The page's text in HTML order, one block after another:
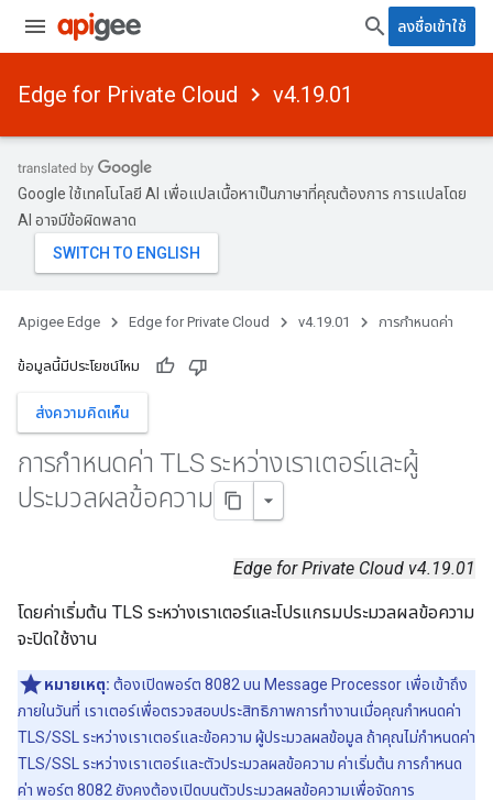
ลงชื่อเข้าใช้
Edge for Private Cloud v4.19.01
Google ใช้เทคโนโลยี AI เพื่อแปลเนื้อหาเป็นภาษาที่คุณต้องการ การแปลโดย
AI อาจมีข้อผิดพลาด
Apigee Edge Edge for Private Cloud v4.19.01 การกำหนดค่า
ข้อมูลนี้มีประโยชน์ไหม
ส่งความคิดเห็น
การกําหนดค่า TLS ระหว่างเราเตอร์และผู้
ประมวลผลข้อความ
Edge for Private Cloud v4.19.01
โดยค่าเริ่มต้น TLS ระหว่างเราเตอร์และโปรแกรมประมวลผลข้อความ
จะปิดใช้งาน
หมายเหตุ: ต้องเปิดพอร์ต 8082 บน Message Processor เพื่อเข้าถึง
ภายในวันที่ เราเตอร์เพื่อตรวจสอบประสิทธิภาพการทำงานเมื่อคุณกำหนดค่า
TLS/SSL ระหว่างเราเตอร์และข้อความ ผู้ประมวลผลข้อมูล ถ้าคุณไม่กำหนดค่า
TLS/SSL ระหว่างเราเตอร์และตัวประมวลผลข้อความ ค่าเริ่มต้น การกำหนด
ค่า พอร์ต 8082 ยังคงต้องเปิดบนตัวประมวลผลข้อความเพื่อจัดการ